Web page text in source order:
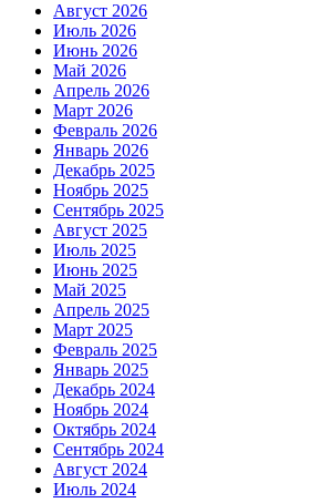
Август 2026
Июль 2026
Июнь 2026
Май 2026
Апрель 2026
Март 2026
Февраль 2026
Январь 2026
Декабрь 2025
Ноябрь 2025
Сентябрь 2025
Август 2025
Июль 2025
Июнь 2025
Май 2025
Апрель 2025
Март 2025
Февраль 2025
Январь 2025
Декабрь 2024
Ноябрь 2024
Октябрь 2024
Сентябрь 2024
Август 2024
Июль 2024